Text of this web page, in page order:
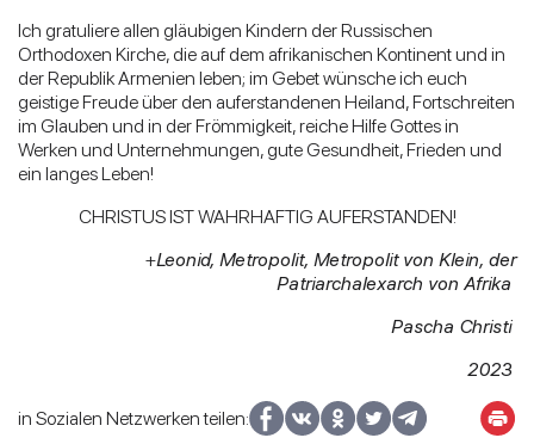
Ich gratuliere allen gläubigen Kindern der Russischen
Orthodoxen Kirche, die auf dem afrikanischen Kontinent und in
der Republik Armenien leben; im Gebet wünsche ich euch
geistige Freude über den auferstandenen Heiland, Fortschreiten
im Glauben und in der Frömmigkeit, reiche Hilfe Gottes in
Werken und Unternehmungen, gute Gesundheit, Frieden und
ein langes Leben!
CHRISTUS IST WAHRHAFTIG AUFERSTANDEN!
+Leonid, Metropolit, Metropolit von Klein, der
Patriarchalexarch von Afrika
Pascha Christi
2023
in Sozialen Netzwerken teilen: